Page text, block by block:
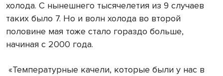
холода. С нынешнего тысячелетия из 9 случаев
таких было 7. Но и волн холода во второй
половине мая тоже стало гораздо больше,
начиная с 2000 года.
«Температурные качели, которые были у нас в